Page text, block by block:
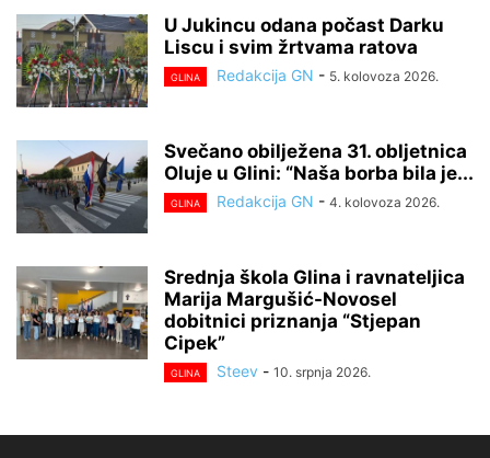
U Jukincu odana počast Darku
Liscu i svim žrtvama ratova
GLINA Redakcija GN - 5. kolovoza 2026.
Svečano obilježena 31. obljetnica
Oluje u Glini: “Naša borba bila je...
GLINA Redakcija GN - 4. kolovoza 2026.
Srednja škola Glina i ravnateljica
Marija Margušić-Novosel
dobitnici priznanja “Stjepan
Cipek”
GLINA Steev - 10. srpnja 2026.